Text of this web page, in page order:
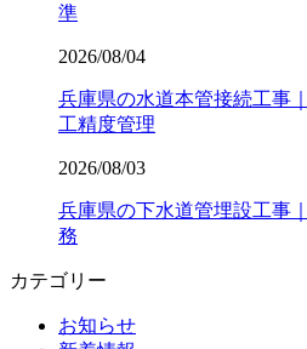
準
2026/08/04
兵庫県の水道本管接続工事
工精度管理
2026/08/03
兵庫県の下水道管埋設工事
務
カテゴリー
お知らせ